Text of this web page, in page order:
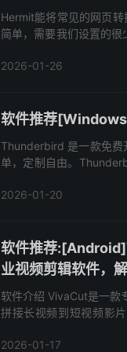
Hermit能将常见的网页
简单，需要我们设置的很
We...
2026-01-26
软件推荐
Thunderbird 是一款免费
单，定制自由。
2026-01-20
软件推荐
业视频剪辑软件，
软件介绍 VivaCut是一款
拼接长视频到短视频影
2026-01-17